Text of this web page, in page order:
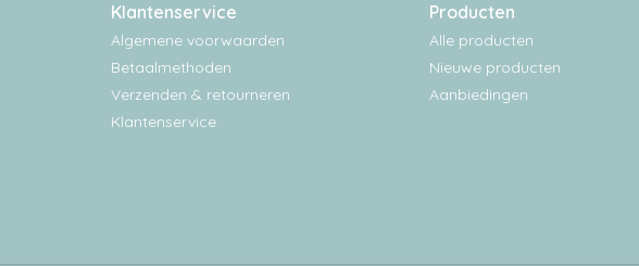
Klantenservice
Algemene voorwaarden
Betaalmethoden
Verzenden & retourneren
Klantenservice
Producten
Alle producten
Nieuwe producten
Aanbiedingen